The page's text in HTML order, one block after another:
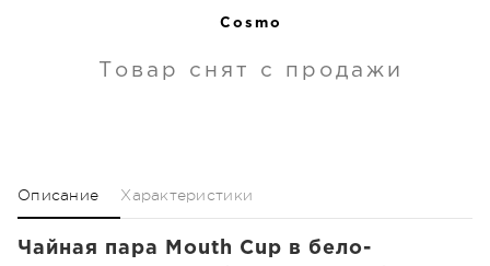
Cosmo
Товар снят с продажи
Описание Характеристики
Чайная пара Mouth Cup в бело-